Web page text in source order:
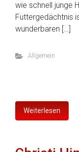
wie schnell junge
Futtergedächtnis
wunderbaren […]
Allgemein
Weiterlesen